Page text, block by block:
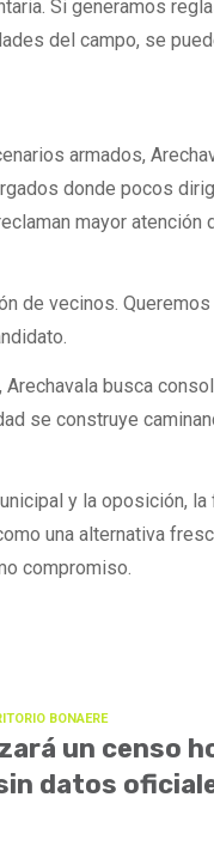
Si generamos
del campo, se
armados,
donde pocos
mayor atención
de vecinos.
busca
se construye
y la oposición, la
una alternativa
compromiso.
BONAERE
un censo
datos